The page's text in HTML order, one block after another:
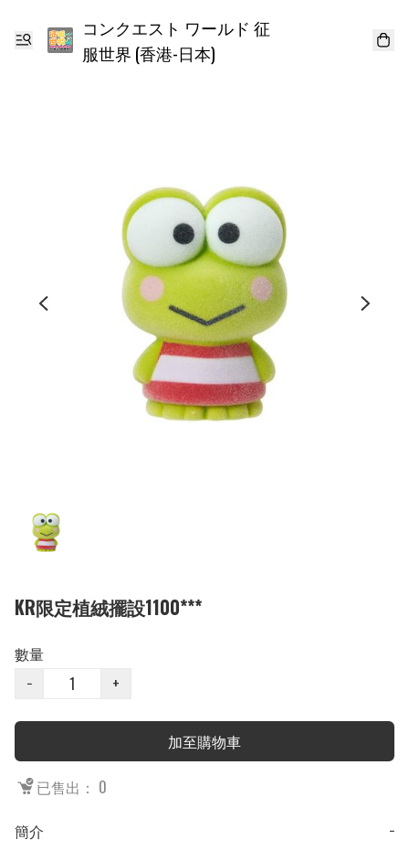
コンクエスト ワールド 征
服世界 (香港-日本)
KR限定植絨擺設1100***
數量
−
+
加至購物車
已售出： 0
簡介
−